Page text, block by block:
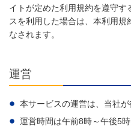
イトが定めた利用規約を遵守
スを利用した場合は、本利用
なされます。
運営
本サービスの運営は、当社が
運営時間は午前8時～午後5